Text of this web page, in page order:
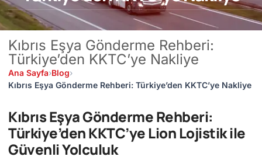
Kıbrıs Eşya Gönderme Rehberi:
Türkiye’den KKTC’ye Nakliye
Ana Sayfa›Blog›
Kıbrıs Eşya Gönderme Rehberi: Türkiye’den KKTC’ye Nakliye
Kıbrıs Eşya Gönderme Rehberi:
Türkiye’den KKTC’ye Lion Lojistik ile
Güvenli Yolculuk